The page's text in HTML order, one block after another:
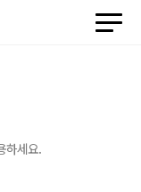
하세요.